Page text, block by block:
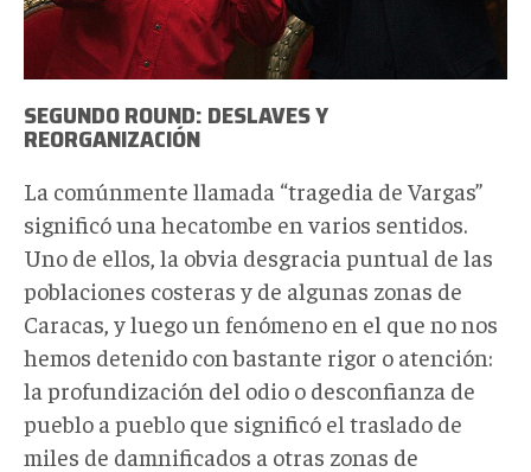
SEGUNDO ROUND: DESLAVES Y
REORGANIZACIÓN
La comúnmente llamada “tragedia de Vargas”
significó una hecatombe en varios sentidos.
Uno de ellos, la obvia desgracia puntual de las
poblaciones costeras y de algunas zonas de
Caracas, y luego un fenómeno en el que no nos
hemos detenido con bastante rigor o atención:
la profundización del odio o desconfianza de
pueblo a pueblo que significó el traslado de
miles de damnificados a otras zonas de